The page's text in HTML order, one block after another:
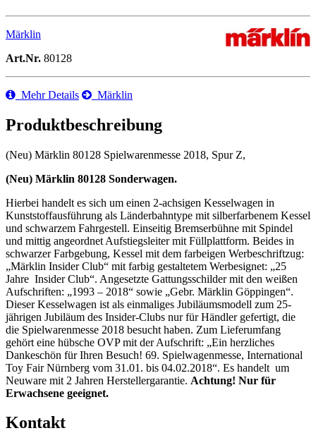
Märklin
Art.Nr. 80128
Mehr Details Märklin
Produktbeschreibung
(Neu) Märklin 80128 Spielwarenmesse 2018, Spur Z,
(Neu) Märklin 80128 Sonderwagen.
Hierbei handelt es sich um einen 2-achsigen Kesselwagen in
Kunststoffausführung als Länderbahntype mit silberfarbenem Kessel
und schwarzem Fahrgestell. Einseitig Bremserbühne mit Spindel
und mittig angeordnet Aufstiegsleiter mit Füllplattform. Beides in
schwarzer Farbgebung, Kessel mit dem farbeigen Werbeschriftzug:
„Märklin Insider Club“ mit farbig gestaltetem Werbesignet: „25
Jahre Insider Club“. Angesetzte Gattungsschilder mit den weißen
Aufschriften: „1993 – 2018“ sowie „Gebr. Märklin Göppingen“.
Dieser Kesselwagen ist als einmaliges Jubiläumsmodell zum 25-
jährigen Jubiläum des Insider-Clubs nur für Händler gefertigt, die
die Spielwarenmesse 2018 besucht haben. Zum Lieferumfang
gehört eine hübsche OVP mit der Aufschrift: „Ein herzliches
Dankeschön für Ihren Besuch! 69. Spielwagenmesse, International
Toy Fair Nürnberg vom 31.01. bis 04.02.2018“. Es handelt um
Neuware mit 2 Jahren Herstellergarantie. Achtung! Nur für
Erwachsene geeignet.
Kontakt